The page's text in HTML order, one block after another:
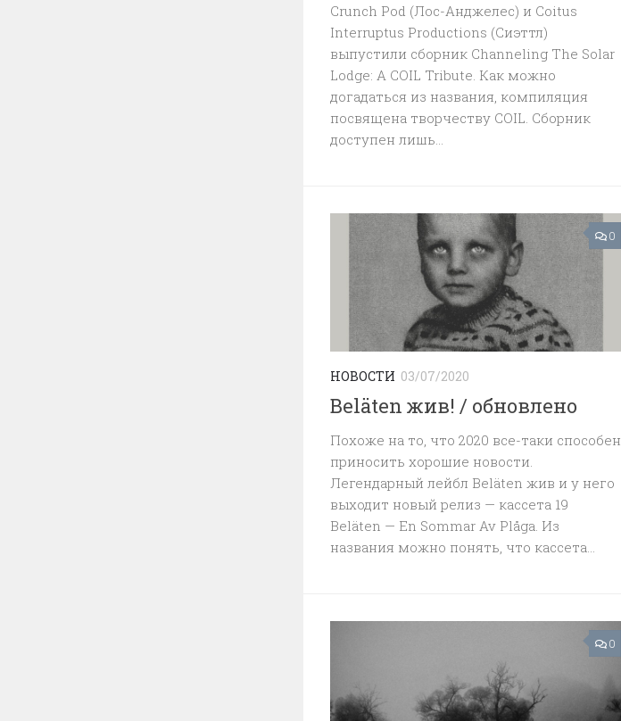
Crunch Pod (Лос-Анджелес) и Coitus
Interruptus Productions (Сиэттл)
выпустили сборник Channeling The Solar
Lodge: A COIL Tribute. Как можно
догадаться из названия, компиляция
посвящена творчеству COIL. Сборник
доступен лишь...
0
НОВОСТИ 03/07/2020
Beläten жив! / обновлено
Похоже на то, что 2020 все-таки способен
приносить хорошие новости.
Легендарный лейбл Beläten жив и у него
выходит новый релиз — кассета 19
Beläten — En Sommar Av Plåga. Из
названия можно понять, что кассета...
0